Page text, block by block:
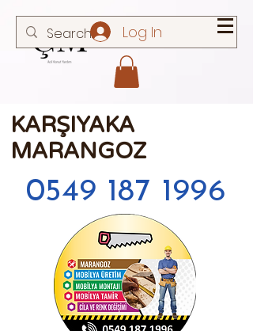
Log In
KARŞIYAKA
MARANGOZ
0549 187 1996